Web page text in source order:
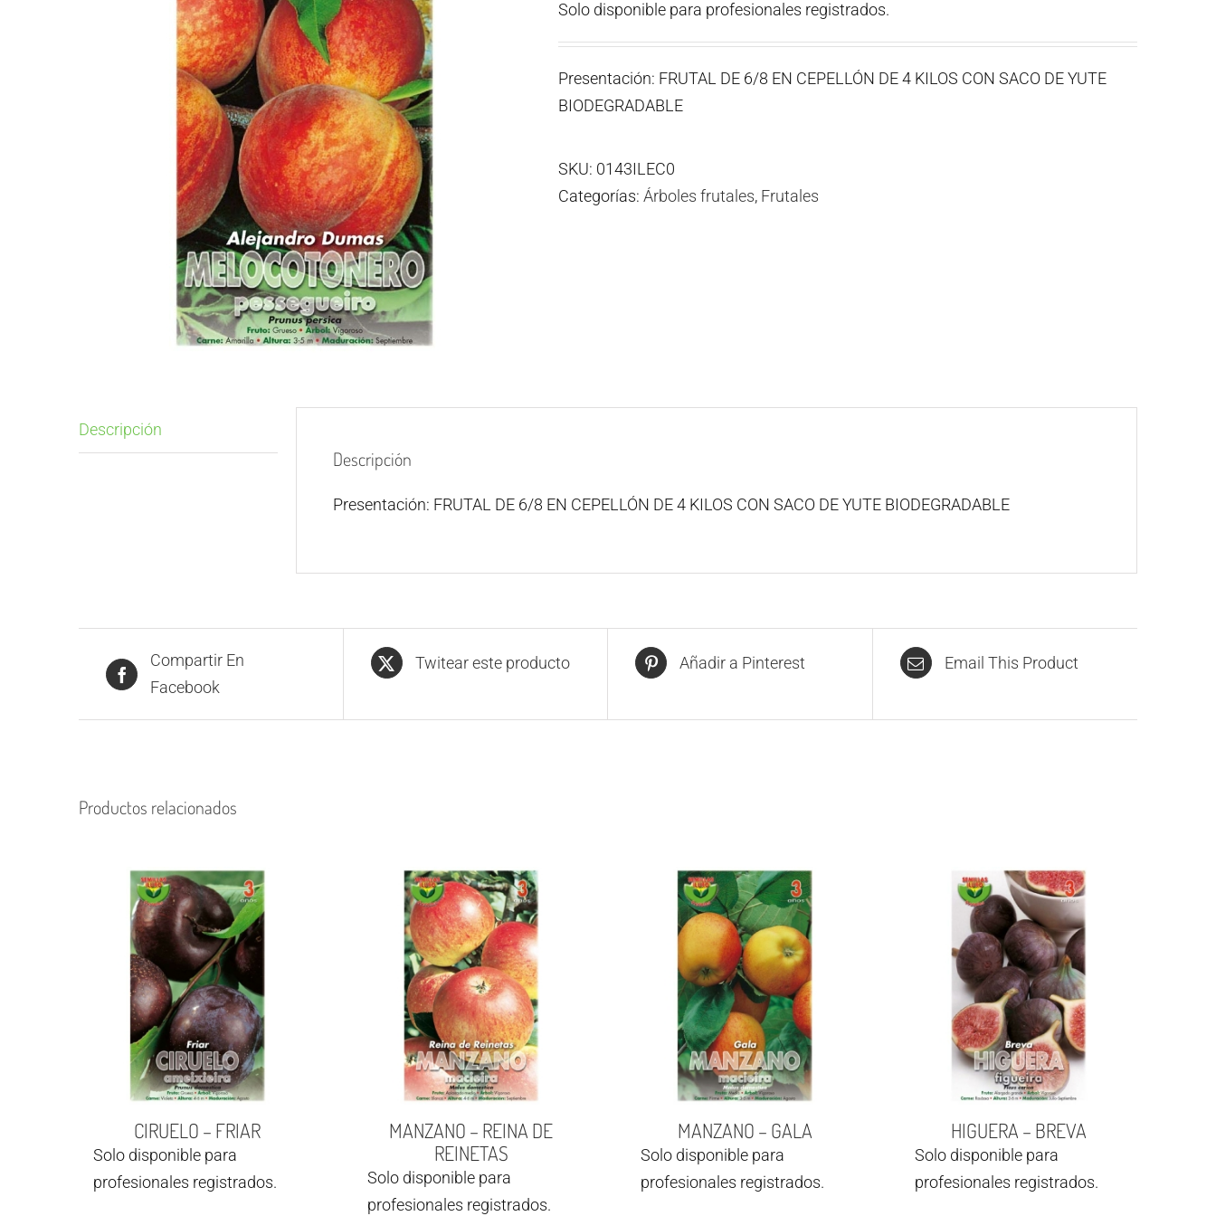
Solo disponible para profesionales registrados.
Presentación: FRUTAL DE 6/8 EN CEPELLÓN DE 4 KILOS CON SACO DE YUTE
BIODEGRADABLE
SKU: 0143ILEC0
Categorías: Árboles frutales, Frutales
Descripción
Descripción
Presentación: FRUTAL DE 6/8 EN CEPELLÓN DE 4 KILOS CON SACO DE YUTE BIODEGRADABLE
Compartir En
Facebook
Twitear este producto Añadir a Pinterest Email This Product
Productos relacionados
CIRUELO – FRIAR
Solo disponible para
profesionales registrados.
MANZANO – REINA DE
REINETAS
Solo disponible para
profesionales registrados.
MANZANO – GALA
Solo disponible para
profesionales registrados.
HIGUERA – BREVA
Solo disponible para
profesionales registrados.